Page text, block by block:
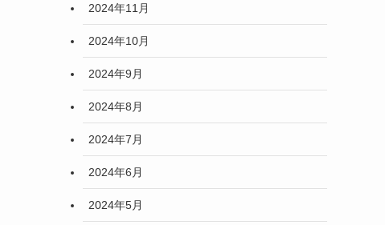
2024年11月
2024年10月
2024年9月
2024年8月
2024年7月
2024年6月
2024年5月